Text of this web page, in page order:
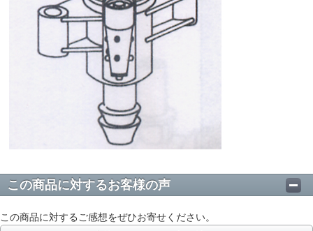
この商品に対するお客様の声
この商品に対するご感想をぜひお寄せください。